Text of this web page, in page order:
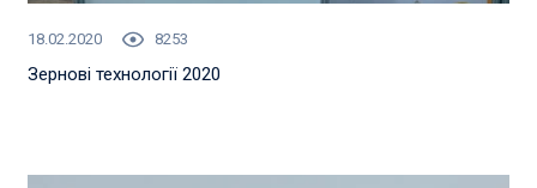
18.02.2020 8253
Зернові технології 2020